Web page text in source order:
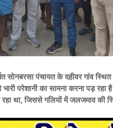
पंचायत के दहीवर गांव स्थित
भारी परेशानी का सामना करना पड़
था, जिससे गलियों में जलजमाव की